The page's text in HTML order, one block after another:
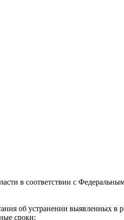
в соответствии с
об устранении выявленных в
сроки;